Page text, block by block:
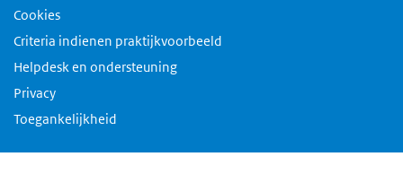
Cookies
Criteria indienen praktijkvoorbeeld
Helpdesk en ondersteuning
Privacy
Toegankelijkheid